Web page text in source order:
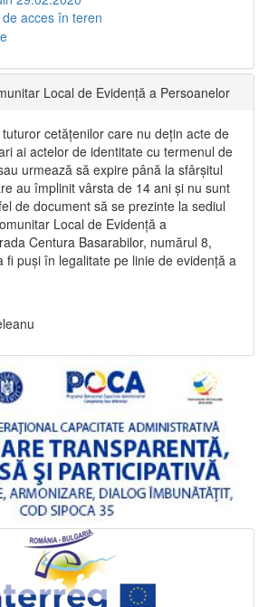
acces în teren
Local de Evidență a Persoanelor
cetățenilor care nu dețin acte de
ai actelor de identitate cu termenul de
urmează să expire până la sfârșitul
au împlinit vârsta de 14 ani și nu sunt
de document să se prezinte la sediul
Local de Evidență a
Centura Basarabilor, numărul 8,
fi puși în legalitate pe linie de evidență a